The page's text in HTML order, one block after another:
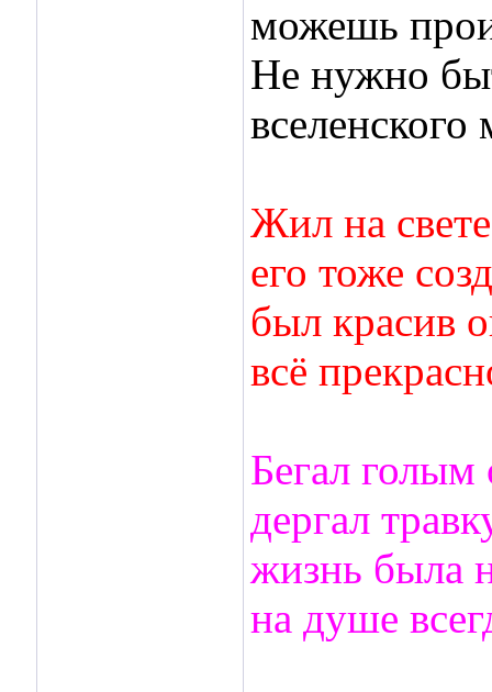
можешь
Не нужно
Жил на
его тоже
был красив
всё
Бегал голым
дергал
жизнь была
на душе